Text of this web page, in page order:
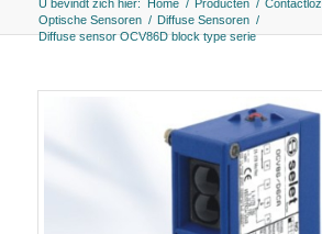
U bevindt zich hier: Home / Producten /
Optische Sensoren / Diffuse Sensoren /
Diffuse sensor OCV86D block type serie